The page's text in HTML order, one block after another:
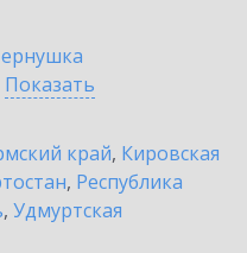
Показать
край, Кировская
, Республика
, Удмуртская